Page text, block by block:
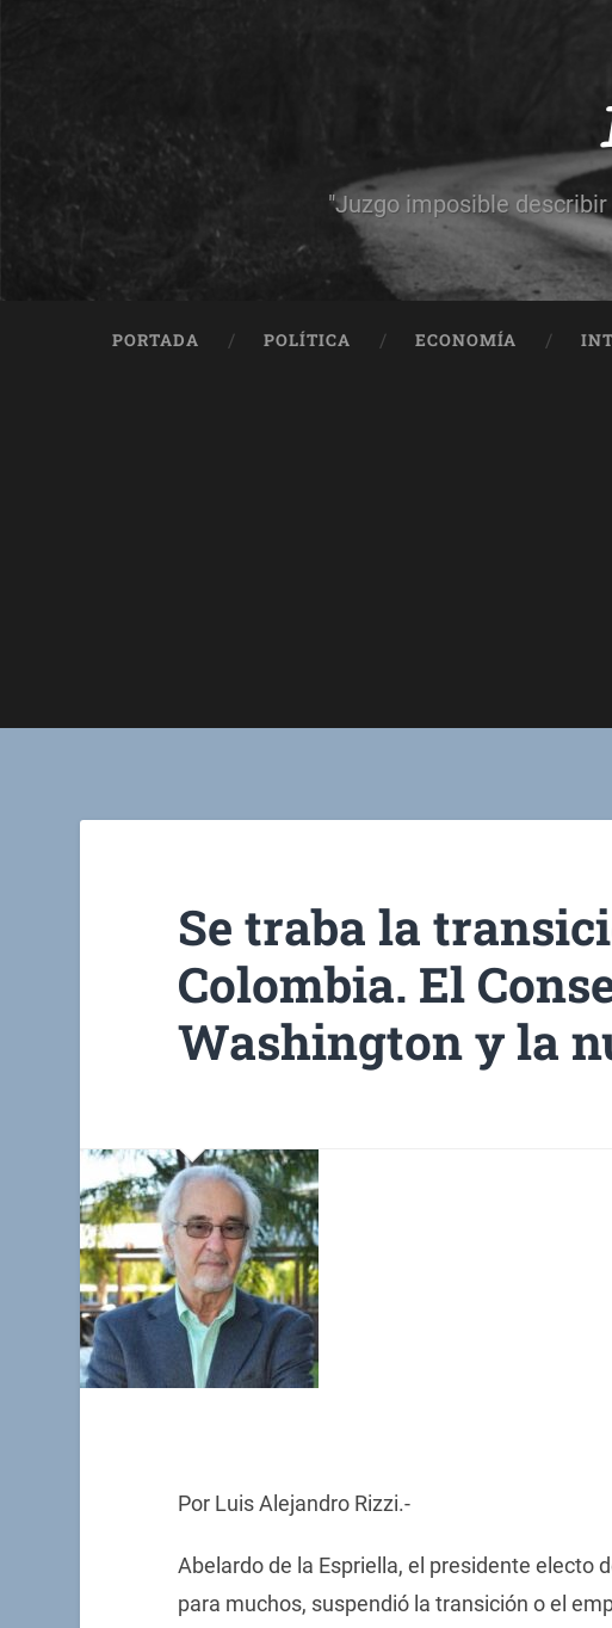
"Juzgo imposible
PORTADA POLÍTICA ECONOMÍA
Se traba la
Colombia. El
Washington y la
Por Luis Alejandro Rizzi.-
Abelardo de la Espriella, el presidente electo
para muchos, suspendió la transición o el